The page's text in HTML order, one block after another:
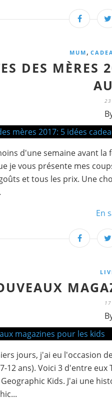
MUM,
DES MÈRES
d'une semaine avant la
je vous présente mes
et tous les prix. Une
En
jours, j'ai eu l'occasion
12 ans). Voici 3 d'entre
Kids. J'ai une